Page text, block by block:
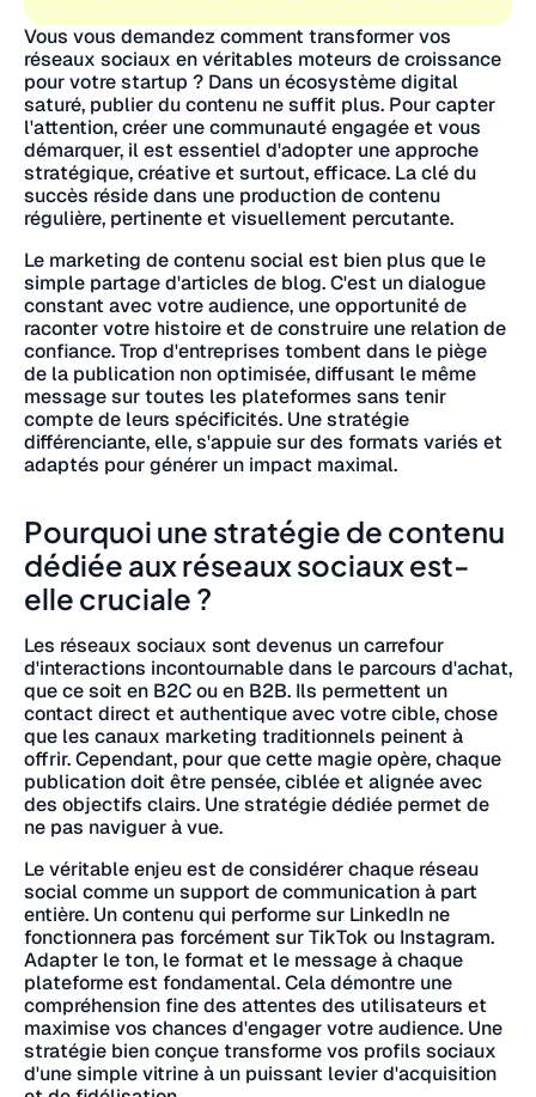
Vous vous demandez comment transformer vos
réseaux sociaux en véritables moteurs de croissance
pour votre startup ? Dans un écosystème digital
saturé, publier du contenu ne suffit plus. Pour capter
l'attention, créer une communauté engagée et vous
démarquer, il est essentiel d'adopter une approche
stratégique, créative et surtout, efficace. La clé du
succès réside dans une production de contenu
régulière, pertinente et visuellement percutante.
Le marketing de contenu social est bien plus que le
simple partage d'articles de blog. C'est un dialogue
constant avec votre audience, une opportunité de
raconter votre histoire et de construire une relation de
confiance. Trop d'entreprises tombent dans le piège
de la publication non optimisée, diffusant le même
message sur toutes les plateformes sans tenir
compte de leurs spécificités. Une stratégie
différenciante, elle, s'appuie sur des formats variés et
adaptés pour générer un impact maximal.
Pourquoi une stratégie de contenu
dédiée aux réseaux sociaux est-
elle cruciale ?
Les réseaux sociaux sont devenus un carrefour
d'interactions incontournable dans le parcours d'achat,
que ce soit en B2C ou en B2B. Ils permettent un
contact direct et authentique avec votre cible, chose
que les canaux marketing traditionnels peinent à
offrir. Cependant, pour que cette magie opère, chaque
publication doit être pensée, ciblée et alignée avec
des objectifs clairs. Une stratégie dédiée permet de
ne pas naviguer à vue.
Le véritable enjeu est de considérer chaque réseau
social comme un support de communication à part
entière. Un contenu qui performe sur LinkedIn ne
fonctionnera pas forcément sur TikTok ou Instagram.
Adapter le ton, le format et le message à chaque
plateforme est fondamental. Cela démontre une
compréhension fine des attentes des utilisateurs et
maximise vos chances d'engager votre audience. Une
stratégie bien conçue transforme vos profils sociaux
d'une simple vitrine à un puissant levier d'acquisition